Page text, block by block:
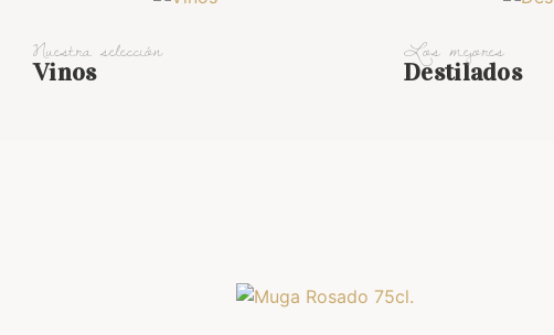
Nuestra selección
Vinos
Los mejores
Destilados